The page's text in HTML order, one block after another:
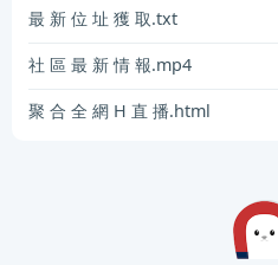
最 新 位 址 獲 取.txt
社 區 最 新 情 報.mp4
聚 合 全 網 H 直 播.html